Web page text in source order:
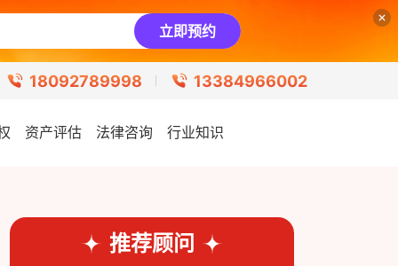
立即预约
18092789998 13384966002
资产评估 法律咨询 行业知识
推荐顾问